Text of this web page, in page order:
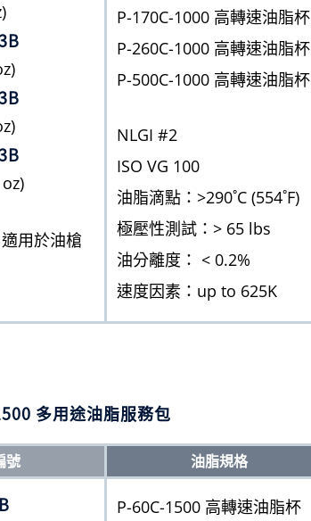
用於油槍
P-170C-1000 高轉速油脂杯
P-260C-1000 高轉速油脂杯
P-500C-1000 高轉速油脂杯
NLGI #2
ISO VG 100
油脂滴點：>290˚C (554˚F)
極壓性測試：> 65 lbs
油分離度： < 0.2%
速度因素：up to 625K
多用途油脂服務包
號 油脂規格
P-60C-1500 高轉速油脂杯